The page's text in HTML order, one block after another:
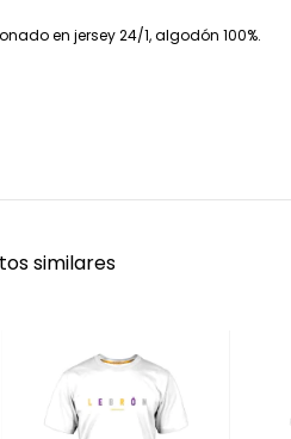
en jersey 24/1, algodón 100%.
similares